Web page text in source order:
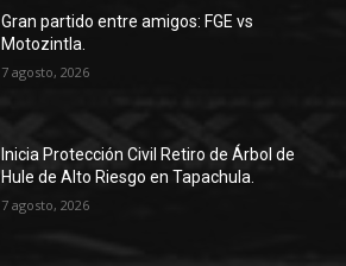
Gran partido entre amigos: FGE vs
Motozintla.
7 agosto, 2026
Inicia Protección Civil Retiro de Árbol de
Hule de Alto Riesgo en Tapachula.
7 agosto, 2026